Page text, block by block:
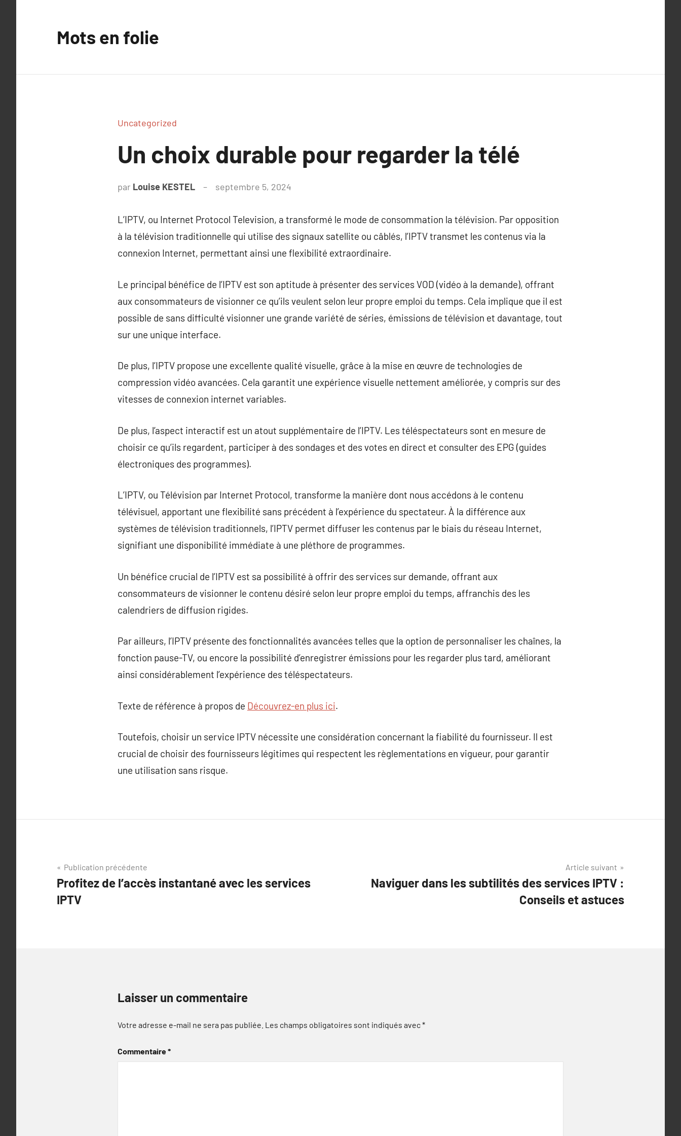
Mots en folie
Uncategorized
Un choix durable pour regarder la télé
par Louise KESTEL septembre 5, 2024
L’IPTV, ou Internet Protocol Television, a transformé le mode de consommation la télévision. Par opposition
à la télévision traditionnelle qui utilise des signaux satellite ou câblés, l’IPTV transmet les contenus via la
connexion Internet, permettant ainsi une flexibilité extraordinaire.
Le principal bénéfice de l’IPTV est son aptitude à présenter des services VOD (vidéo à la demande), offrant
aux consommateurs de visionner ce qu’ils veulent selon leur propre emploi du temps. Cela implique que il est
possible de sans difficulté visionner une grande variété de séries, émissions de télévision et davantage, tout
sur une unique interface.
De plus, l’IPTV propose une excellente qualité visuelle, grâce à la mise en œuvre de technologies de
compression vidéo avancées. Cela garantit une expérience visuelle nettement améliorée, y compris sur des
vitesses de connexion internet variables.
De plus, l’aspect interactif est un atout supplémentaire de l’IPTV. Les téléspectateurs sont en mesure de
choisir ce qu’ils regardent, participer à des sondages et des votes en direct et consulter des EPG (guides
électroniques des programmes).
L’IPTV, ou Télévision par Internet Protocol, transforme la manière dont nous accédons à le contenu
télévisuel, apportant une flexibilité sans précédent à l’expérience du spectateur. À la différence aux
systèmes de télévision traditionnels, l’IPTV permet diffuser les contenus par le biais du réseau Internet,
signifiant une disponibilité immédiate à une pléthore de programmes.
Un bénéfice crucial de l’IPTV est sa possibilité à offrir des services sur demande, offrant aux
consommateurs de visionner le contenu désiré selon leur propre emploi du temps, affranchis des les
calendriers de diffusion rigides.
Par ailleurs, l’IPTV présente des fonctionnalités avancées telles que la option de personnaliser les chaînes, la
fonction pause-TV, ou encore la possibilité d’enregistrer émissions pour les regarder plus tard, améliorant
ainsi considérablement l’expérience des téléspectateurs.
Texte de référence à propos de Découvrez-en plus ici.
Toutefois, choisir un service IPTV nécessite une considération concernant la fiabilité du fournisseur. Il est
crucial de choisir des fournisseurs légitimes qui respectent les règlementations en vigueur, pour garantir
une utilisation sans risque.
Navigation
de
l’article
Publication précédente
Profitez de l’accès instantané avec les services
IPTV
Article suivant
Naviguer dans les subtilités des services IPTV :
Conseils et astuces
Laisser un commentaire
Votre adresse e-mail ne sera pas publiée. Les champs obligatoires sont indiqués avec*
Commentaire*